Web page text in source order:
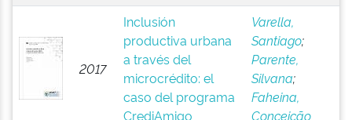
2017
Inclusión
productiva urbana
a través del
microcrédito: el
caso del programa
CrediAmigo
Varella,
Santiago;
Parente,
Silvana;
Faheina,
Conceição